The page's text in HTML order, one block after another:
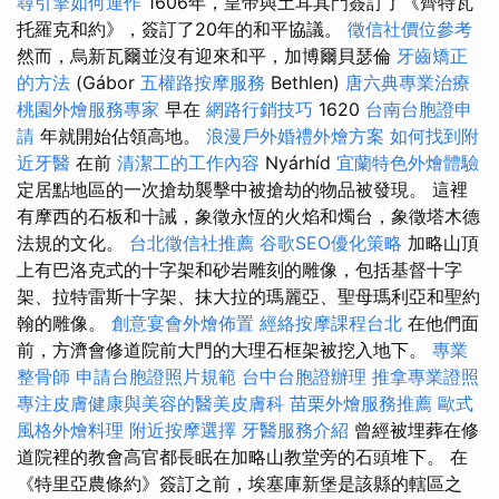
托羅克和約》，簽訂了20年的和平協議。 徵信社價位參考
然而，烏新瓦爾並沒有迎來和平，加博爾貝瑟倫 牙齒矯正
的方法 (Gábor 五權路按摩服務 Bethlen) 唐六典專業治療
桃園外燴服務專家 早在 網路行銷技巧 1620 台南台胞證申
請 年就開始佔領高地。 浪漫戶外婚禮外燴方案 如何找到附
近牙醫 在前 清潔工的工作內容 Nyárhíd 宜蘭特色外燴體驗
定居點地區的一次搶劫襲擊中被搶劫的物品被發現。 這裡
有摩西的石板和十誡，象徵永恆的火焰和燭台，象徵塔木德
法規的文化。 台北徵信社推薦 谷歌SEO優化策略 加略山頂
上有巴洛克式的十字架和砂岩雕刻的雕像，包括基督十字
架、拉特雷斯十字架、抹大拉的瑪麗亞、聖母瑪利亞和聖約
翰的雕像。 創意宴會外燴佈置 經絡按摩課程台北 在他們面
前，方濟會修道院前大門的大理石框架被挖入地下。 專業
整骨師 申請台胞證照片規範 台中台胞證辦理 推拿專業證照
專注皮膚健康與美容的醫美皮膚科 苗栗外燴服務推薦 歐式
風格外燴料理 附近按摩選擇 牙醫服務介紹 曾經被埋葬在修
道院裡的教會高官都長眠在加略山教堂旁的石頭堆下。 在
《特里亞農條約》簽訂之前，埃塞庫新堡是該縣的轄區之